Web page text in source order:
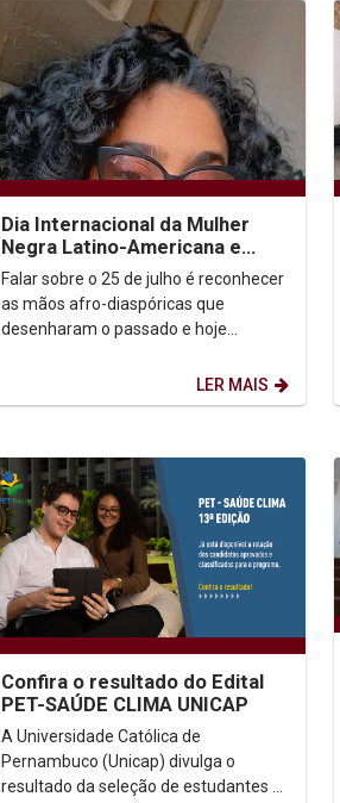
Dia Internacional da Mulher
Negra Latino-Americana e
Caribenha
Falar sobre o 25 de julho é reconhecer
as mãos afro-diaspóricas que
desenharam o passado e hoje
LER MAIS
Confira o resultado do Edital
PET-SAÚDE CLIMA UNICAP
A Universidade Católica de
Pernambuco (Unicap) divulga o
resultado da seleção de estudantes e